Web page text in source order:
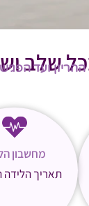
שלב
ההריון ועד
מחשבון
תאריך